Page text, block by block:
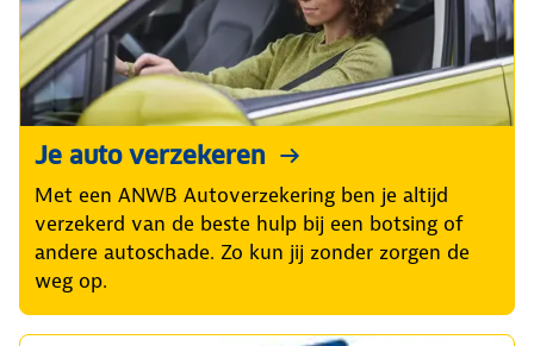
Je auto verzekeren
Met een ANWB Autoverzekering ben je altijd
verzekerd van de beste hulp bij een botsing of
andere autoschade. Zo kun jij zonder zorgen de
weg op.